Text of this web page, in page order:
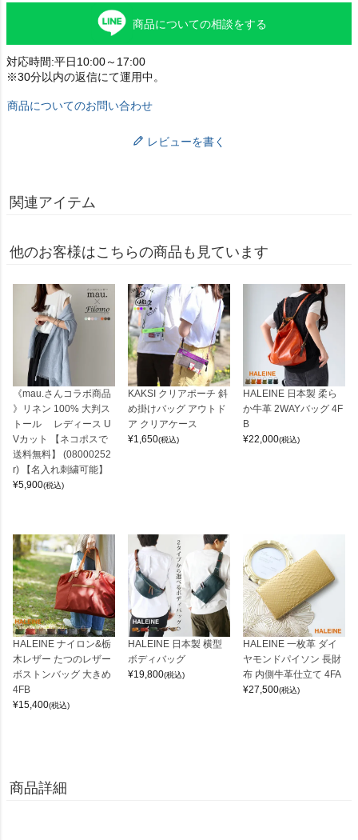
商品についての相談をする
対応時間:平日10:00～17:00
※30分以内の返信にて運用中。
商品についてのお問い合わせ
レビューを書く
関連アイテム
他のお客様はこちらの商品も見ています
《mau.さんコラボ商品
》リネン 100% 大判ス
トール レディース U
Vカット 【ネコポスで
送料無料】 (08000252
r) 【名入れ刺繍可能】
¥5,900(税込)
KAKSI クリアポーチ 斜
め掛けバッグ アウトド
ア クリアケース
¥1,650(税込)
HALEINE 日本製 柔ら
か牛革 2WAYバッグ 4F
B
¥22,000(税込)
HALEINE ナイロン&栃
木レザー たつのレザー
ボストンバッグ 大きめ
4FB
¥15,400(税込)
HALEINE 日本製 横型
ボディバッグ
¥19,800(税込)
HALEINE 一枚革 ダイ
ヤモンドパイソン 長財
布 内側牛革仕立て 4FA
¥27,500(税込)
商品詳細